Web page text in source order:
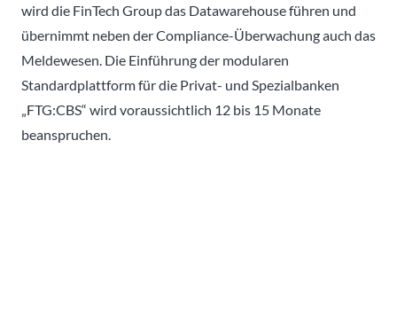
wird die FinTech Group das Datawarehouse führen und
übernimmt neben der Compliance-Überwachung auch das
Meldewesen. Die Einführung der modularen
Standardplattform für die Privat- und Spezialbanken
„FTG:CBS“ wird voraussichtlich 12 bis 15 Monate
beanspruchen.